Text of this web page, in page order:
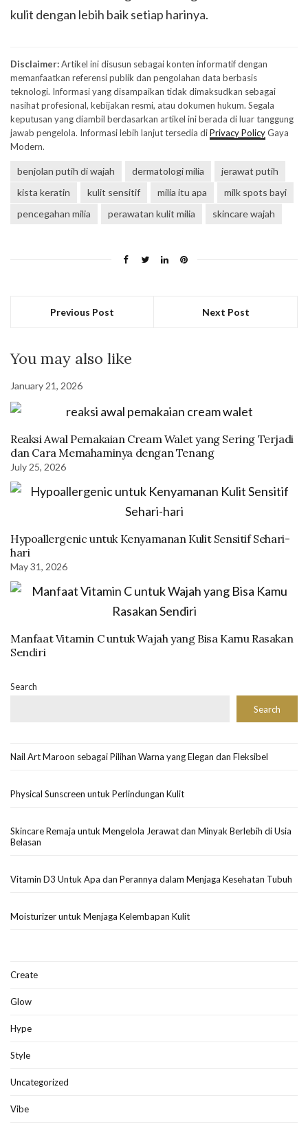
kulit dengan lebih baik setiap harinya.
Disclaimer:Artikel ini disusun sebagai konten informatif dengan
memanfaatkan referensi publik dan pengolahan data berbasis
teknologi. Informasi yang disampaikan tidak dimaksudkan sebagai
nasihat profesional, kebijakan resmi, atau dokumen hukum. Segala
keputusan yang diambil berdasarkan artikel ini berada di luar tanggung
jawab pengelola. Informasi lebih lanjut tersedia diPrivacy PolicyGaya
Modern.
benjolan putih di wajah dermatologi milia
jerawat putih
kista keratin
kulit sensitif milia itu apa
milk spots bayi
pencegahan milia
perawatan kulit milia skincare wajah
Previous Post Next Post
You may also like
January 21, 2026
Reaksi Awal Pemakaian Cream Walet yang Sering Terjadi
dan Cara Memahaminya dengan Tenang
July 25, 2026
Hypoallergenic untuk Kenyamanan Kulit Sensitif Sehari-
hari
May 31, 2026
Manfaat Vitamin C untuk Wajah yang Bisa Kamu Rasakan
Sendiri
Search
Search
Nail Art Maroon sebagai Pilihan Warna yang Elegan dan Fleksibel
Physical Sunscreen untuk Perlindungan Kulit
Skincare Remaja untuk Mengelola Jerawat dan Minyak Berlebih di Usia
Belasan
Vitamin D3 Untuk Apa dan Perannya dalam Menjaga Kesehatan Tubuh
Moisturizer untuk Menjaga Kelembapan Kulit
Create
Glow
Hype
Style
Uncategorized
Vibe